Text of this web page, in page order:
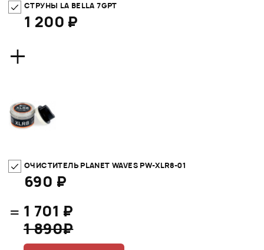
СТРУНЫ LA BELLA 7GPT
1 200 ₽
+
ОЧИСТИТЕЛЬ PLANET WAVES PW-XLR8-01
690 ₽
= 1 701 ₽
1 890₽